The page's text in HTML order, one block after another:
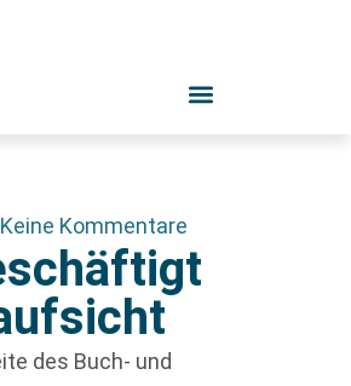
Keine Kommentare
des Buch- und